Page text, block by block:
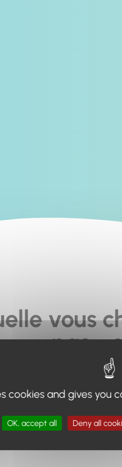
vous
pas...
de recherche en haut
Retour
cookies and gives
OK, accept all Deny all